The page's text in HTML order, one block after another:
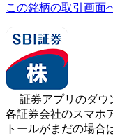
この銘柄の取引画面
証券アプリのダウ
各証券会社のスマホ
トールがまだの場合